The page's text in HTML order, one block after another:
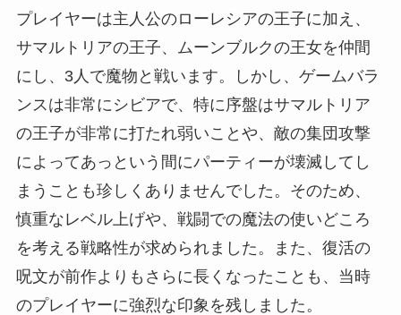
プレイヤーは主人公のローレシアの王子に加え、
サマルトリアの王子、ムーンブルクの王女を仲間
にし、3人で魔物と戦います。しかし、ゲームバラ
ンスは非常にシビアで、特に序盤はサマルトリア
の王子が非常に打たれ弱いことや、敵の集団攻撃
によってあっという間にパーティーが壊滅してし
まうことも珍しくありませんでした。そのため、
慎重なレベル上げや、戦闘での魔法の使いどころ
を考える戦略性が求められました。また、復活の
呪文が前作よりもさらに長くなったことも、当時
のプレイヤーに強烈な印象を残しました。